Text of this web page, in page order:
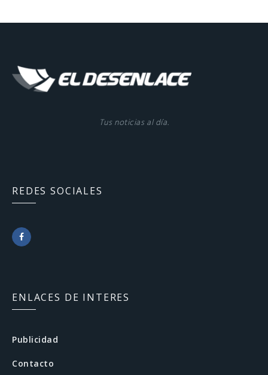
Tus noticias al día.
REDES SOCIALES
c
e
ENLACES DE INTERES
Publicidad
Contacto